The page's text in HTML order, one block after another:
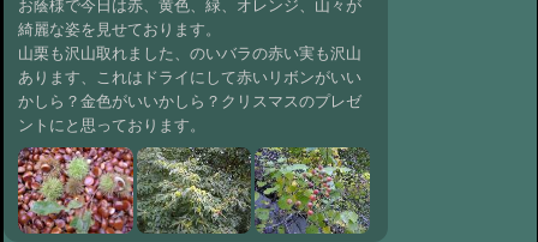
お蔭様で今日は赤、黄色、緑、オレンジ、山々が
綺麗な姿を見せております。
山栗も沢山取れました、のいバラの赤い実も沢山
あります、これはドライにして赤いリボンがいい
かしら？金色がいいかしら？クリスマスのプレゼ
ントにと思っております。